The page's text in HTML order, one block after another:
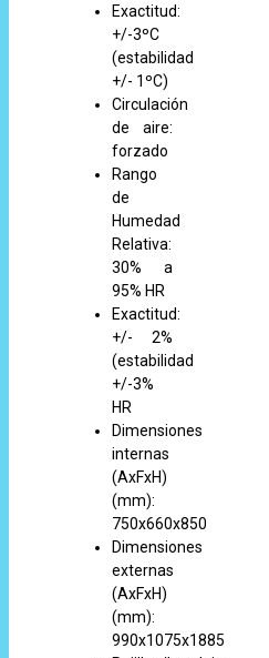
Exactitud:
+/-3ºC
(estabilidad
+/- 1ºC)
Circulación
de aire:
forzado
Rango
de
Humedad
Relativa:
30% a
95% HR
Exactitud:
+/- 2%
(estabilidad
+/-3%
HR
Dimensiones
internas
(AxFxH)
(mm):
750x660x850
Dimensiones
externas
(AxFxH)
(mm):
990x1075x1885